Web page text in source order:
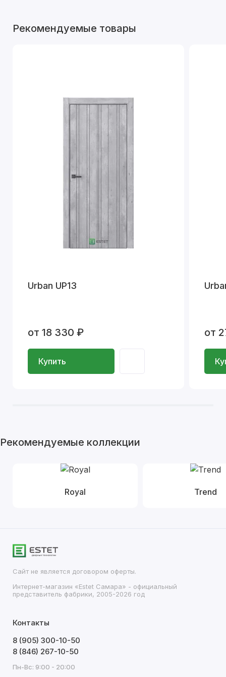
Рекомендуемые товары
Urban UP13
от 18 330 ₽
Купить
от
Рекомендуемые коллекции
Royal Trend
Сайт не является договором оферты.
Интернет-магазин «Estet Самара» - официальный
представитель фабрики, 2005-2026 год
Контакты
8 (905) 300-10-50
8 (846) 267-10-50
Пн-Вс: 9:00 - 20:00